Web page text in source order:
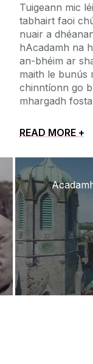
Tuigeann mic
tabhairt faoi
nuair a
hAcadamh na
an-bhéim ar
maith le bunús
chinntíonn go
mhargadh
READ MORE +